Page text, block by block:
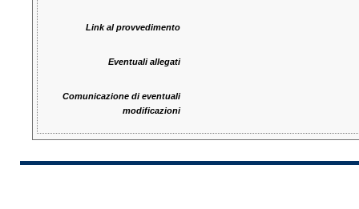
Link al provvedimento
Eventuali allegati
Comunicazione di eventuali
modificazioni